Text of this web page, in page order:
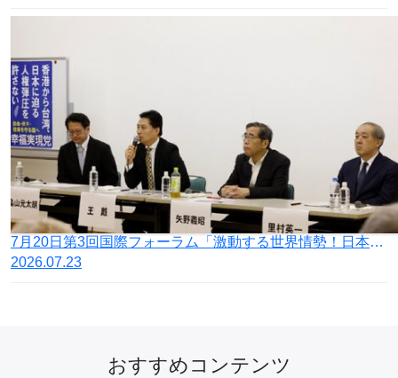
7月20日第3回国際フォーラム「激動する世界情勢！日本の針路を問う」開催
2026.07.23
おすすめコンテンツ